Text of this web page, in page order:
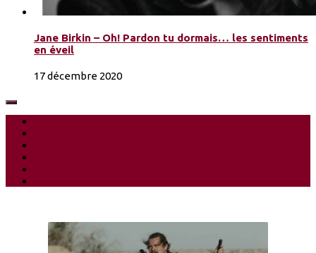
Jane Birkin – Oh! Pardon tu dormais… les sentiments
en éveil
17 décembre 2020